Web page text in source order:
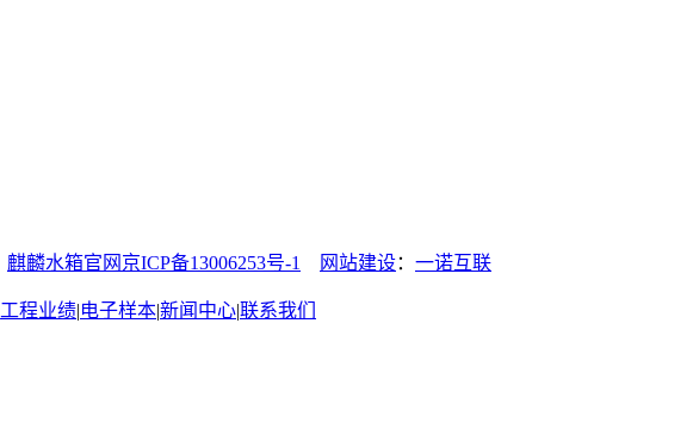
麒麟水箱官网京ICP备13006253号-1 网站建设： 一诺互联
工程业绩|电子样本|新闻中心|联系我们